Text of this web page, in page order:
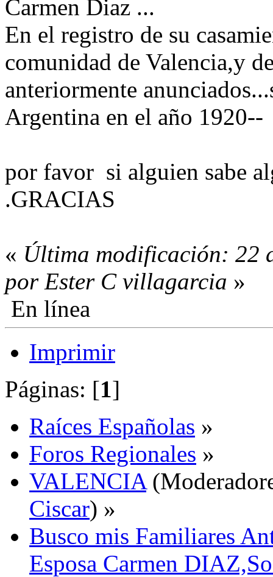
Carmen Diaz ...
En el registro de su
comunidad de Valencia,y
anteriormente
Argentina en el año 1920--
por favor si alguien sabe
.GRACIAS
« Última modificación: 22
por Ester C villagarcia »
En línea
Imprimir
Páginas: [1]
Raíces Españolas »
Foros Regionales »
VALENCIA
Ciscar) »
Busco mis Familiares
Esposa Carmen